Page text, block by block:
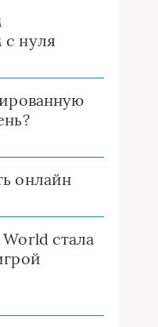
нуля
онлайн
стала